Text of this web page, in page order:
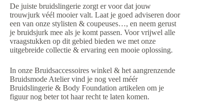
De juiste bruidslingerie zorgt er voor dat jouw
trouwjurk véél mooier valt. Laat je goed adviseren door
een van onze stylisten & coupeuses…, en neem gerust
je bruidsjurk mee als je komt passen. Voor vrijwel alle
vraagstukken op dit gebied bieden we met onze
uitgebreide collectie & ervaring een mooie oplossing.
In onze Bruidsaccessoires winkel & het aangrenzende
Bruidsmode Atelier vind je nog veel méér
Bruidslingerie & Body Foundation artikelen om je
figuur nog beter tot haar recht te laten komen.